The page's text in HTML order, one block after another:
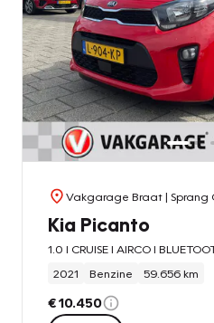
Vakgarage Braat| Sprang
Kia Picanto
1.0 l CRUISE l AIRCO l
2021
Benzine 59.656 km
€ 10.450